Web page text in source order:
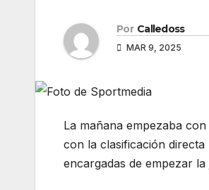
Por Calledoss
MAR 9, 2025
La mañana empezaba
con la clasificación directa
encargadas de empezar